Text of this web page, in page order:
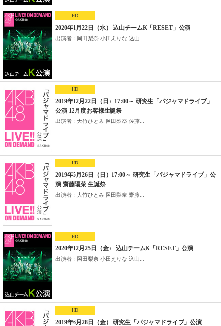
HD
2020年1月22日（水） 込山チームK「RESET」公演
出演者：岡田梨奈 小田えりな 込山...
HD
2019年12月22日（日）17:00～ 研究生「パジャマドライブ」
公演 12月度お客様生誕祭
出演者：大竹ひとみ 岡田梨奈 佐藤...
HD
2019年5月26日（日）17:00～ 研究生「パジャマドライブ」公
演 齋藤陽菜 生誕祭
出演者：大竹ひとみ 岡田梨奈 齋藤...
HD
2020年12月25日（金） 込山チームK「RESET」公演
出演者：岡田梨奈 小田えりな 込山...
HD
2019年6月28日（金） 研究生「パジャマドライブ」公演